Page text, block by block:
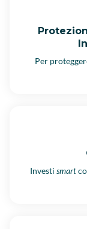
Per
Investi smart